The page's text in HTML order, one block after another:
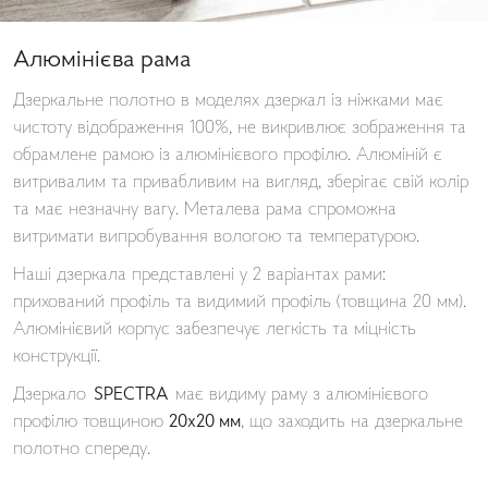
Алюмінієва рама
Дзеркальне полотно в моделях дзеркал із ніжками має
чистоту відображення 100%, не викривлює зображення та
обрамлене рамою із алюмінієвого профілю. Алюміній є
витривалим та привабливим на вигляд, зберігає свій колір
та має незначну вагу. Металева рама спроможна
витримати випробування вологою та температурою.
Наші дзеркала представлені у 2 варіантах рами:
прихований профіль та видимий профіль (товщина 20 мм).
Алюмінієвий корпус забезпечує легкість та міцність
конструкції.
Дзеркало SPECTRA має видиму раму з алюмінієвого
профілю товщиною 20х20 мм, що заходить на дзеркальне
полотно спереду.